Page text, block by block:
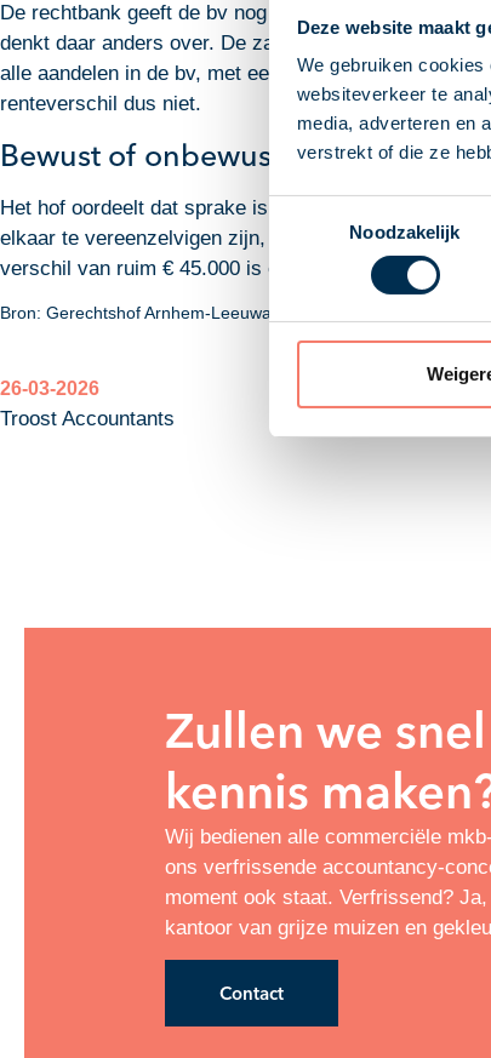
Deze website maakt
We gebruiken
websiteverkeer te
media, adverteren en
verstrekt of die ze
Noodzakelijk
De rechtbank geeft de bv nog gelijk. De
denkt daar anders over. De zakenrelatie bezit 42
alle aandelen in de bv, met een waarde van ruim € 3
renteverschil dus niet.
Bewust of onbewust? Het maakt
Het hof oordeelt dat sprake is van een opzettelijk
elkaar te vereenzelvigen zijn, duidelijk moeten zijn
verschil van ruim € 45.000 is een winstuitdeling en
Bron: Gerechtshof Arnhem-Leeuwarden | jurisprudentie |
26-03-2026
Troost Accountants
Zullen we snel
kennis
Wij bedienen alle commerciële
ons verfrissende accountancy-
moment ook staat. Verfrissend?
kantoor van grijze muizen en
Contact